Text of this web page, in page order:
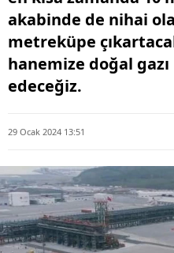
akabinde de nihai
metreküpe
hanemize doğal
edeceğiz.
29 Ocak 2024 13:51